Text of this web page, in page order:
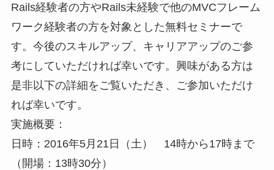
Rails経験者の方やRails未経験で他のMVCフレーム
ワーク経験者の方を対象とした無料セミナーで
す。今後のスキルアップ、キャリアアップのご参
考にしていただければ幸いです。興味がある方は
是非以下の詳細をご覧いただき、ご参加いただけ
れば幸いです。
実施概要：
日時：2016年5月21日（土） 14時から17時まで
（開場：13時30分）